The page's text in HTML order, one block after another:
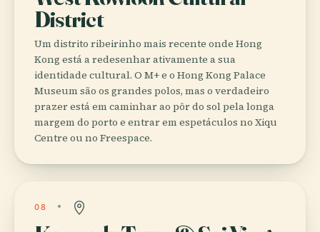
District
Um distrito ribeirinho mais recente onde Hong
Kong está a redesenhar ativamente a sua
identidade cultural. O M+ e o Hong Kong Palace
Museum são os grandes polos, mas o verdadeiro
prazer está em caminhar ao pôr do sol pela longa
margem do porto e entrar em espetáculos no Xiqu
Centre ou no Freespace.
08